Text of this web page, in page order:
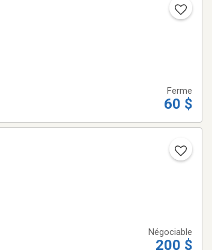
Ferme
60 $
Négociable
200 $